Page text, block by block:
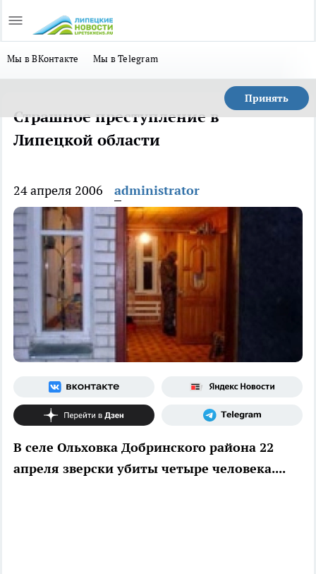
Мы в ВКонтакте Мы в Telegram
Принять
Страшное преступление в
Липецкой области
24 апреля 2006 administrator
В селе Ольховка Добринского района 22
апреля зверски убиты четыре человека....